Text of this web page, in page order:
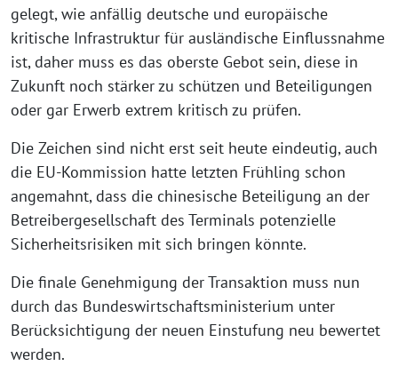
gelegt, wie anfällig deutsche und europäische
kritische Infrastruktur für ausländische Einflussnahme
ist, daher muss es das oberste Gebot sein, diese in
Zukunft noch stärker zu schützen und Beteiligungen
oder gar Erwerb extrem kritisch zu prüfen.
Die Zeichen sind nicht erst seit heute eindeutig, auch
die EU-Kommission hatte letzten Frühling schon
angemahnt, dass die chinesische Beteiligung an der
Betreibergesellschaft des Terminals potenzielle
Sicherheitsrisiken mit sich bringen könnte.
Die finale Genehmigung der Transaktion muss nun
durch das Bundeswirtschaftsministerium unter
Berücksichtigung der neuen Einstufung neu bewertet
werden.